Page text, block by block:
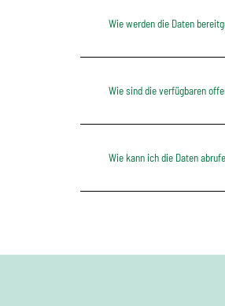
Wie werden die Daten
Wie sind die verfügbaren
Wie kann ich die Daten